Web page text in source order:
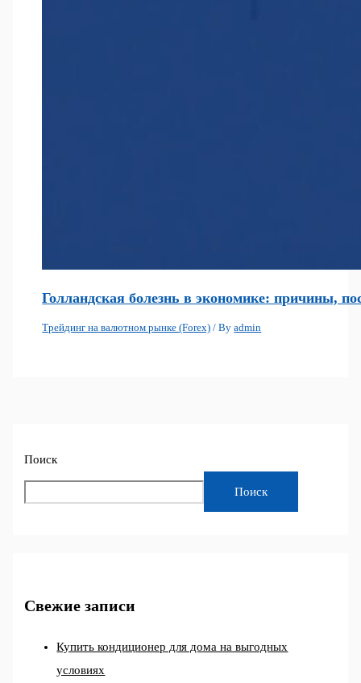
Голландская болезнь в экономике: причины,
Трейдинг на валютном рынке (Forex) / Byadmin
Поиск
Поиск
Свежие записи
Купить кондиционер для дома на выгодных
условиях